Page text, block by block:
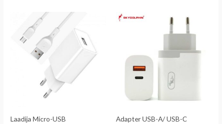
Laadija Micro-USB Adapter USB-A/ USB-C